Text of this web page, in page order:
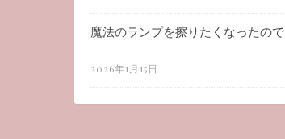
魔法のランプを擦りたくなったので
2026年1月15日